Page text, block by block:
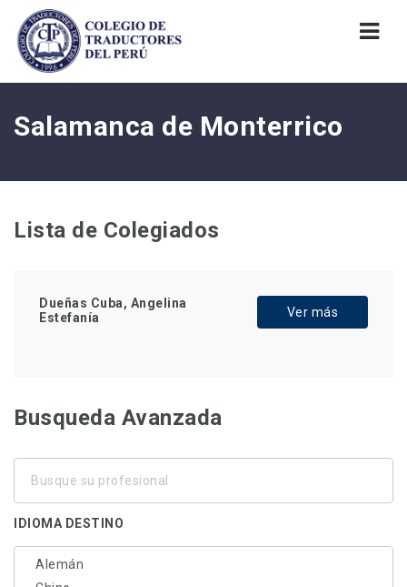
Salamanca de Monterrico
Lista de Colegiados
Dueñas Cuba, Angelina
Estefanía
Ver más
Busqueda Avanzada
profesional
IDIOMA DESTINO